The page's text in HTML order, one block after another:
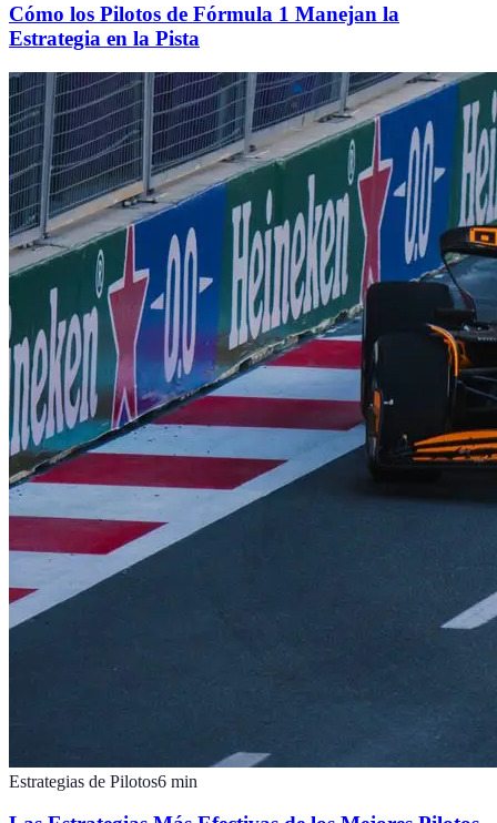
Cómo los Pilotos de Fórmula 1 Manejan la
Estrategia en la Pista
Estrategias de Pilotos6 min